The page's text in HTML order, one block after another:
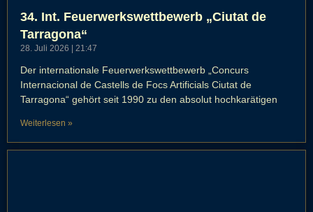
34. Int. Feuerwerkswettbewerb „Ciutat de
Tarragona“
28. Juli 2026 21:47
Der internationale Feuerwerkswettbewerb „Concurs
Internacional de Castells de Focs Artificials Ciutat de
Tarragona“ gehört seit 1990 zu den absolut hochkarätigen
Weiterlesen »